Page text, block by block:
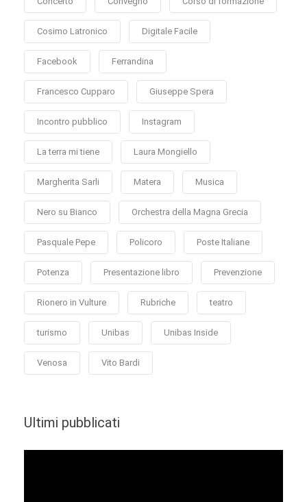
Cosimo Latronico Digitale Facile
Facebook Ferrandina
Francesco Cupparo Giuseppe Spera
Incontro pubblico Instagram
La terra mi tiene Laura Mongiello
Margherita Sarli Matera Musica
Nero su Bianco Orchestra della Magna Grecia
Pasquale Pepe Policoro Poste Italiane
Potenza Presentazione libro Prevenzione
Rionero in Vulture Rubriche teatro
turismo Unibas Unibas Inside
Venosa Vito Bardi
Ultimi pubblicati